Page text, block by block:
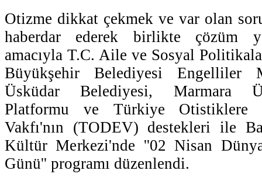
Otizme dikkat çekmek ve var olan
haberdar ederek birlikte çözüm
amacıyla T.C. Aile ve Sosyal
Büyükşehir Belediyesi Engelliler
Üsküdar Belediyesi, Marmara
Platformu ve Türkiye
Vakfı'nın (TODEV) destekleri ile
Kültür Merkezi'nde ''02 Nisan
Günü'' programı düzenlendi.